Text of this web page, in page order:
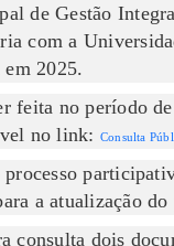
de Gestão
com a
2025.
feita no período
no link: Consulta
a atualização
consulta dois